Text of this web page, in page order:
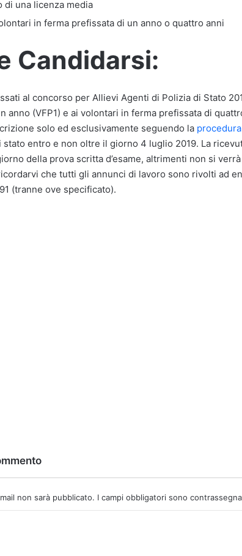
di una licenza media
in ferma prefissata di un anno o quattro anni
Candidarsi:
al concorso per Allievi Agenti di Polizia di Stato
anno (VFP1) e ai volontari in ferma prefissata di
solo ed esclusivamente seguendo la
stato entro e non oltre il giorno 4 luglio 2019. La
della prova scritta d’esame, altrimenti non si
che tutti gli annunci di lavoro sono rivolti ad
(tranne ove specificato).
non sarà pubblicato. I campi obbligatori sono